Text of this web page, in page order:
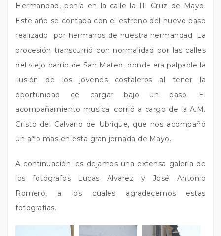
Hermandad, ponía en la calle la III Cruz de Mayo.
Este año se contaba con el estreno del nuevo paso
realizado por hermanos de nuestra hermandad. La
procesión transcurrió con normalidad por las calles
del viejo barrio de San Mateo, donde era palpable la
ilusión de los jóvenes costaleros al tener la
oportunidad de cargar bajo un paso. El
acompañamiento musical corrió a cargo de la A.M.
Cristo del Calvario de Ubrique, que nos acompañó
un año mas en esta gran jornada de Mayo.
A continuación les dejamos una extensa galería de
los fotógrafos Lucas Alvarez y José Antonio
Romero, a los cuales agradecemos estas
fotografías.